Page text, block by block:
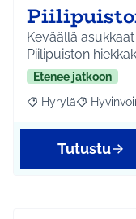
Keväällä
Piilipuiston
Etenee jatkoon
Rajaa tulokset
Hyrylä Rajaa
Tutustu